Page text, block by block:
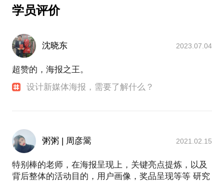
博鳌亚洲论坛视觉设计
JOHN DEERE 平面创意广告
团队品牌完成案例（部分）：
2018年度雅诗兰黛粉红丝带计划科普传播
星广互动企业品牌VI形象设计（商汤科技旗下子公司)
宁波市城市品牌VI形象设计
学员评价
沈晓东 2023.07.04
超赞的，海报之王。
设计新媒体海报，需要了解什么？
粥粥 | 周彦翯 2021.02.15
特别棒的老师，在海报呈现上，关键亮点提炼，以及
背后整体的活动目的，用户画像，奖品呈现等等 研究